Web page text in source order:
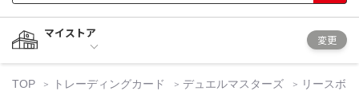
マイストア
変更
TOP トレーディングカード デュエルマスターズ
リースボ